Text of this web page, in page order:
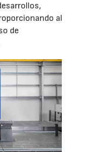
al
de